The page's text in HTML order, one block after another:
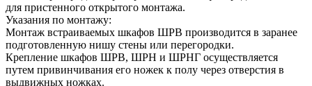
для пристенного открытого монтажа.
Указания по монтажу:
Монтаж встраиваемых шкафов ШРВ производится в заранее
подготовленную нишу стены или перегородки.
Крепление шкафов ШРВ, ШРН и ШРНГ осуществляется
путем привинчивания его ножек к полу через отверстия в
выдвижных ножках.